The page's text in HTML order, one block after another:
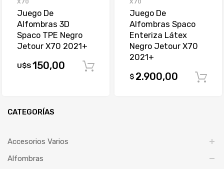
Juego De
Alfombras 3D
Spaco TPE Negro
Jetour X70 2021+
U$S150,00
Juego De
Alfombras Spaco
Enteriza Látex
Negro Jetour X70
2021+
$ 2.900,00
CATEGORÍAS
Accesorios Varios
Alfombras